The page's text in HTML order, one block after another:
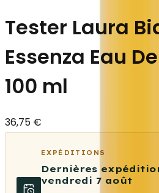
Tester Laura
Essenza Eau
100 ml
36,75 €
EXPÉDITIONS
Dernières
vendredi 7 août